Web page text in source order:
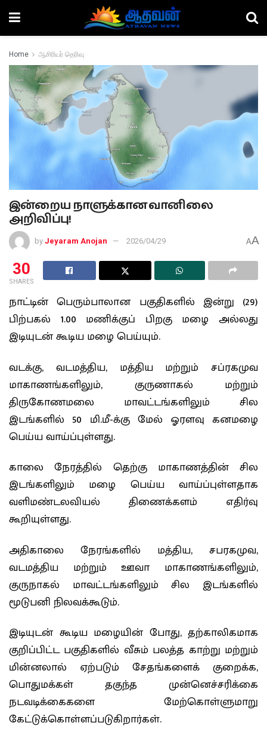
Home ஆசிரியர் தெரிவு
இன்றைய நாளுக்கான வானிலை
அறிவிப்பு!
by Jeyaram Anojan 2026/04/29 AA
30
SHARES
நாட்டின் பெரும்பாலான பகுதிகளில் இன்று (29)
பிற்பகல் 1.00 மணிக்குப் பிறகு மழை அல்லது
இடியுடன் கூடிய மழை பெய்யும்.
வடக்கு, வடமத்திய, மத்திய மற்றும் சப்ரகமுவ
மாகாணங்களிலும், குருணாகல் மற்றும்
திருகோணமலை மாவட்டங்களிலும் சில
இடங்களில் 50 மி.மீ-க்கு மேல் ஓரளவு கனமழை
பெய்ய வாய்ப்புள்ளது.
காலை நேரத்தில் தெற்கு மாகாணத்தின் சில
இடங்களிலும் மழை பெய்ய வாய்ப்புள்ளதாக
வளிமண்டலவியல் திணைக்களம் எதிர்வு
கூறியுள்ளது.
அதிகாலை நேரங்களில் மத்திய, சபரகமுவ,
வடமத்திய மற்றும் ஊவா மாகாணங்களிலும்,
குருநாகல் மாவட்டங்களிலும் சில இடங்களில்
மூடுபனி நிலவக்கூடும்.
இடியுடன் கூடிய மழையின் போது, ​​தற்காலிகமாக
குறிப்பிட்ட பகுதிகளில் வீசும் பலத்த காற்று மற்றும்
மின்னலால் ஏற்படும் சேதங்களைக் குறைக்க,
பொதுமக்கள் தகுந்த முன்னெச்சரிக்கை
நடவடிக்கைகளை மேற்கொள்ளுமாறு
கேட்டுக்கொள்ளப்படுகிறார்கள்.